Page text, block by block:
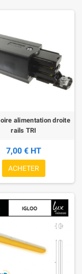
alimentation droite
rails TRI
7,00 € HT
ACHETER